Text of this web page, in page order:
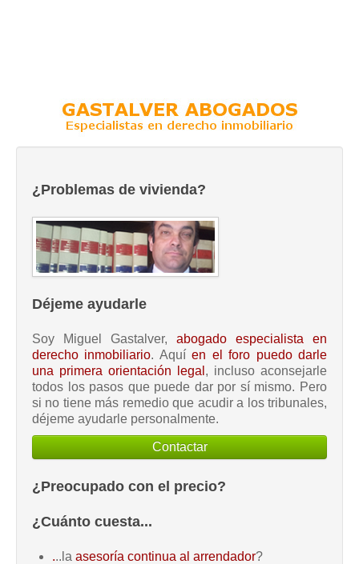
¿Problemas de vivienda?
Déjeme ayudarle
Soy Miguel Gastalver, abogado especialista en
derecho inmobiliario. Aquíen el foro puedo darle
una primera orientación legal , incluso aconsejarle
todos los pasos que puede dar por sí mismo. Pero
si no tiene más remedio que acudir a los tribunales,
déjeme ayudarle personalmente.
Contactar
¿Preocupado con el precio?
¿Cuánto cuesta...
...la asesoría continua al arrendador?